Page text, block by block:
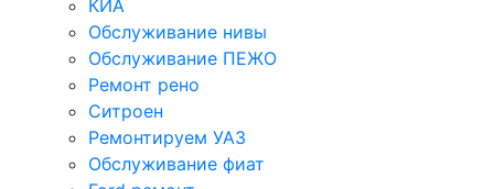
КИА
Обслуживание нивы
Обслуживание ПЕЖО
Ремонт рено
Ситроен
Ремонтируем УАЗ
Обслуживание фиат